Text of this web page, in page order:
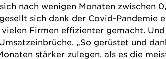
nach wenigen Monaten zwischen
sich dank der Covid-Pandemie
Firmen effizienter gemacht.
„So gerüstet und
stärker zulegen, als es die